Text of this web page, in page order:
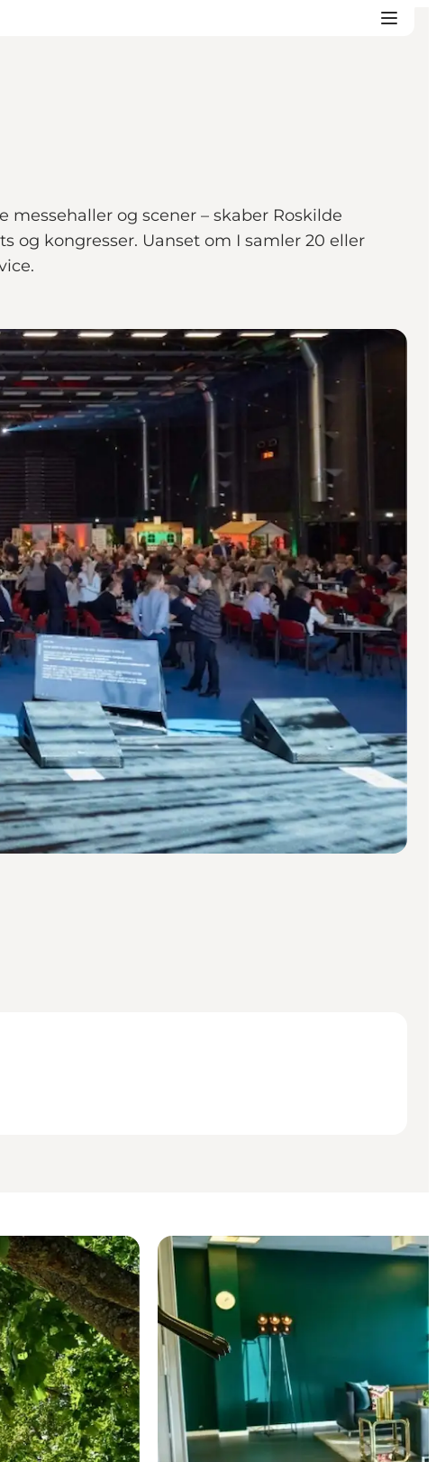
og scener – skaber Roskilde
og kongresser. Uanset om I samler 20 eller